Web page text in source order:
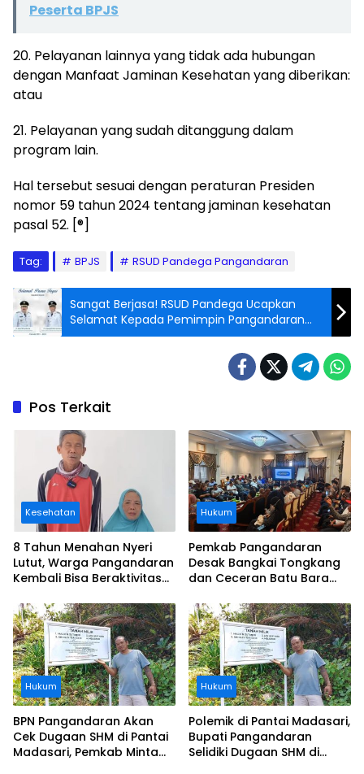
Peserta BPJS
20. Pelayanan lainnya yang tidak ada hubungan
dengan Manfaat Jaminan Kesehatan yang diberikan:
atau
21. Pelayanan yang sudah ditanggung dalam
program lain.
Hal tersebut sesuai dengan peraturan Presiden
nomor 59 tahun 2024 tentang jaminan kesehatan
pasal 52. [®]
Tag: BPJS RSUD Pandega Pangandaran
Sangat Berjasa! RSUD Pandega Ucapkan
Selamat Kepada Pemimpin Pangandaran
Lama dan Baru
Pos Terkait
Kesehatan
8 Tahun Menahan Nyeri
Lutut, Warga Pangandaran
Kembali Bisa Beraktivitas
Ditanggung BPJS
Hukum
Pemkab Pangandaran
Desak Bangkai Tongkang
dan Ceceran Batu Bara
Buruknya Koordinasi
Perusahaan
Hukum
BPN Pangandaran Akan
Cek Dugaan SHM di Pantai
Madasari, Pemkab Minta
Hukum
Polemik di Pantai Madasari,
Bupati Pangandaran
Selidiki Dugaan SHM di